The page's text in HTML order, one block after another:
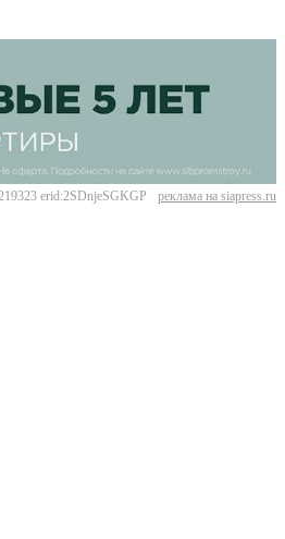
erid:2SDnjeSGKGP реклама на siapress.ru